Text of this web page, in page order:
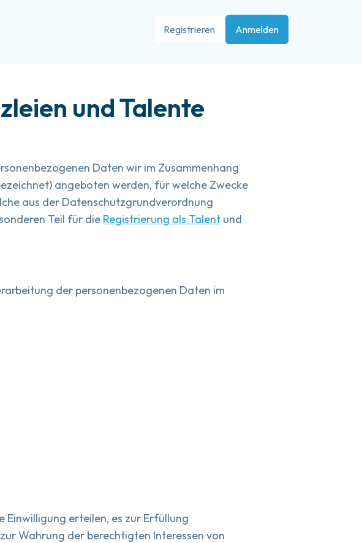
Registrieren Anmelden
und Talente
Daten wir im Zusammenhang
angeboten werden, für welche Zwecke
aus der Datenschutzgrundverordnung
Teil für die Registrierung als Talent und
der personenbezogenen Daten im
Einwilligung erteilen, es zur Erfüllung
Wahrung der berechtigten Interessen von